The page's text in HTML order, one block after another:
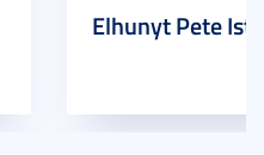
Elhunyt Pete